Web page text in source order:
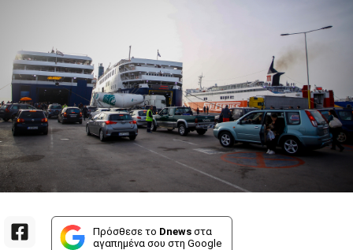
Πρόσθεσε το Dnews στα
αγαπημένα σου στη Google